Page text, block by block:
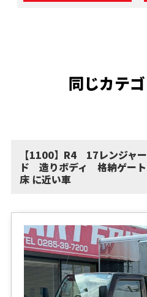
同じカテ
【1100】R4 17レンジャ
ド 造りボディ 格納ゲー
床 に近い車